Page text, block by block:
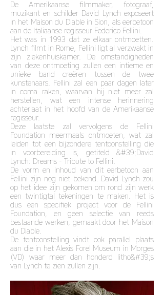
De Amerikaanse filmmaker, fotograaf,
muzikant en schilder David Lynch exposeert
in het Maison du Diable in Sion, als eerbetoon
aan de Italiaanse regisseur Federico Fellini.
Het was in 1993 dat ze elkaar ontmoetten.
Lynch filmt in Rome, Fellini ligt al verzwakt in
zijn ziekenhuiskamer. De omstandigheden
van deze ontmoeting zullen een intieme en
unieke band creëren tussen de twee
kunstenaars. Fellini zal een paar dagen later
in coma raken, waarvan hij niet meer zal
herstellen, wat een intense herinnering
achterlaat in het hoofd van de Amerikaanse
regisseur.
Deze laatste zal vervolgens de Fellini
Foundation meermaals ontmoeten, wat zal
leiden tot een bijzondere tentoonstelling die
in voorbereiding is, getiteld &#39;David
Lynch: Dreams - Tribute to Fellini.
De vorm en inhoud van dit eerbetoon aan
Fellini zijn nog niet bekend. David Lynch zou
op het idee zijn gekomen om rond zijn werk
een twintigtal tekeningen te maken. Het is
dus een specifiek project voor de Fellini
Foundation, en geen selectie van reeds
bestaande werken, gemaakt door het Maison
du Diable.
De tentoonstelling vindt ook parallel plaats
aan die in het Alexis Forel Museum in Morges
(VD) waar meer dan honderd litho&#39;s
van Lynch te zien zullen zijn.